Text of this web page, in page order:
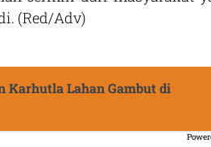
(Red/Adv)
Karhutla Lahan Gambut di